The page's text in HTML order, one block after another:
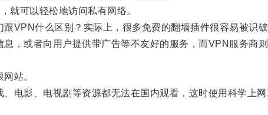
可以轻松地访问私有网络。
什么区别？实际上，很多免费的翻墙插件很容易被识破
或者向用户提供带广告等不友好的服务，而VPN服务商
站。
影、电视剧等资源都无法在国内观看，这时使用科学上